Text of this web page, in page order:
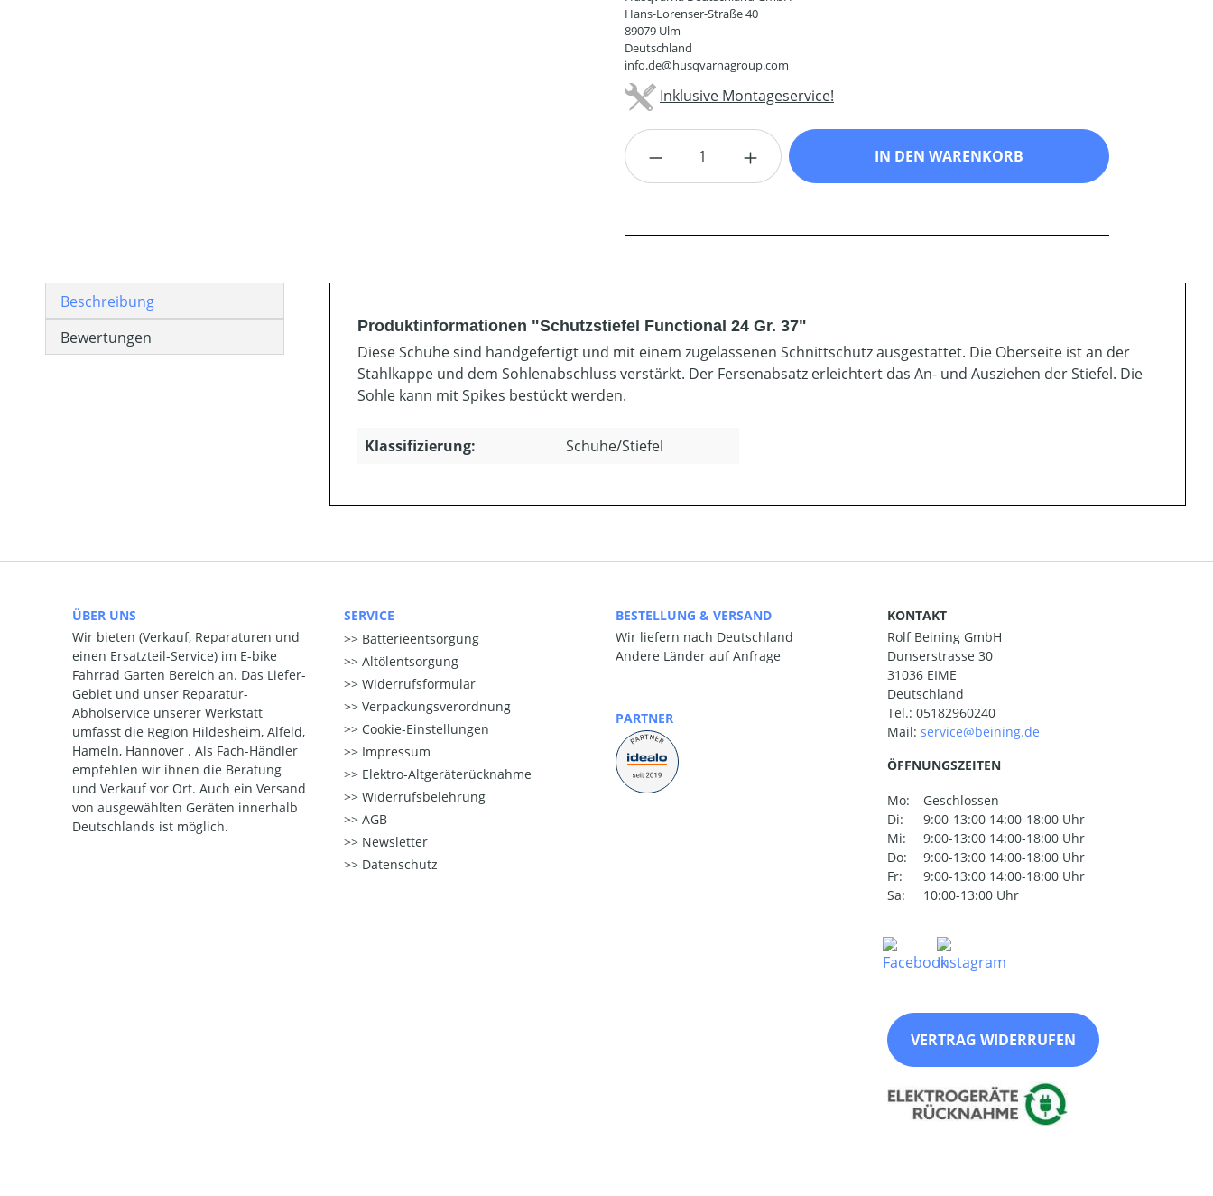
Hans-Lorenser-Straße 40
89079 Ulm
Deutschland
info.de@husqvarnagroup.com
Inklusive Montageservice!
Produkt Anzahl: Gib den gewünschten Wert ein oder
IN DEN WARENKORB
Beschreibung
Bewertungen
Produktinformationen "Schutzstiefel Functional 24 Gr. 37"
Diese Schuhe sind handgefertigt und mit einem zugelassenen Schnittschutz ausgestattet. Die Oberseite ist an der
Stahlkappe und dem Sohlenabschluss verstärkt. Der Fersenabsatz erleichtert das An- und Ausziehen der Stiefel. Die
Sohle kann mit Spikes bestückt werden.
Klassifizierung: Schuhe/Stiefel
ÜBER UNS
Wir bieten (Verkauf, Reparaturen und
einen Ersatzteil-Service) im E-bike
Fahrrad Garten Bereich an. Das Liefer-
Gebiet und unser Reparatur-
Abholservice unserer Werkstatt
umfasst die Region Hildesheim, Alfeld,
Hameln, Hannover . Als Fach-Händler
empfehlen wir ihnen die Beratung
und Verkauf vor Ort. Auch ein Versand
von ausgewählten Geräten innerhalb
Deutschlands ist möglich.
SERVICE
Batterieentsorgung
Altölentsorgung
Widerrufsformular
Verpackungsverordnung
Cookie-Einstellungen
Impressum
Elektro-Altgeräterücknahme
Widerrufsbelehrung
AGB
Newsletter
Datenschutz
BESTELLUNG & VERSAND
Wir liefern nach Deutschland
Andere Länder auf Anfrage
PARTNER
KONTAKT
Rolf Beining GmbH
Dunserstrasse 30
31036 EIME
Deutschland
Tel.: 05182960240
Mail:
ÖFFNUNGSZEITEN
Mo:
Geschlossen
Di:
9:00-13:00 14:00-18:00 Uhr
Mi:
9:00-13:00 14:00-18:00 Uhr
Do:
9:00-13:00 14:00-18:00 Uhr
Fr:
9:00-13:00 14:00-18:00 Uhr
Sa:
10:00-13:00 Uhr
VERTRAG WIDERRUFEN